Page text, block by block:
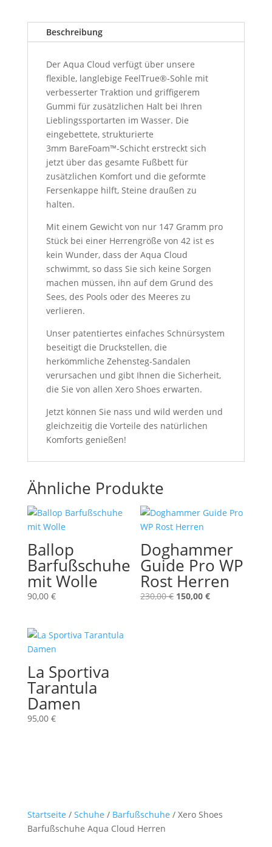
Beschreibung
Der Aqua Cloud verfügt über unsere
flexible, langlebige FeelTrue®-Sohle mit
verbesserter Traktion und griffigerem
Gummi für zusätzlichen Halt bei Ihren
Lieblingssportarten im Wasser. Die
eingebettete, strukturierte
3mm BareFoam™-Schicht erstreckt sich
jetzt über das gesamte Fußbett für
zusätzlichen Komfort und die geformte
Fersenkappe hilft, Steine draußen zu
halten.
Mit einem Gewicht von nur 147 Gramm pro
Stück bei einer Herrengröße von 42 ist es
kein Wunder, dass der Aqua Cloud
schwimmt, so dass Sie sich keine Sorgen
machen müssen, ihn auf dem Grund des
Sees, des Pools oder des Meeres zu
verlieren.
Unser patentiertes einfaches Schnürsystem
beseitigt die Druckstellen, die
herkömmliche Zehensteg-Sandalen
verursachen und gibt Ihnen die Sicherheit,
die Sie von allen Xero Shoes erwarten.
Jetzt können Sie nass und wild werden und
gleichzeitig die Vorteile des natürlichen
Komforts genießen!
Ähnliche Produkte
Ballop
Barfußschuhe
mit Wolle
90,00 €
Doghammer
Guide Pro WP
Rost Herren
230,00€ Ursprünglicher
150,00€Aktueller
La Sportiva
Tarantula
Damen
95,00 €
Startseite / Schuhe / Barfußschuhe / Xero Shoes
Barfußschuhe Aqua Cloud Herren